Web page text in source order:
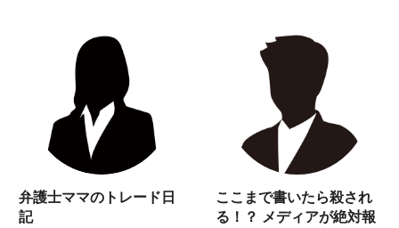
弁護士ママのトレード日
記
ここまで書いたら殺され
る！？ メディアが絶対報